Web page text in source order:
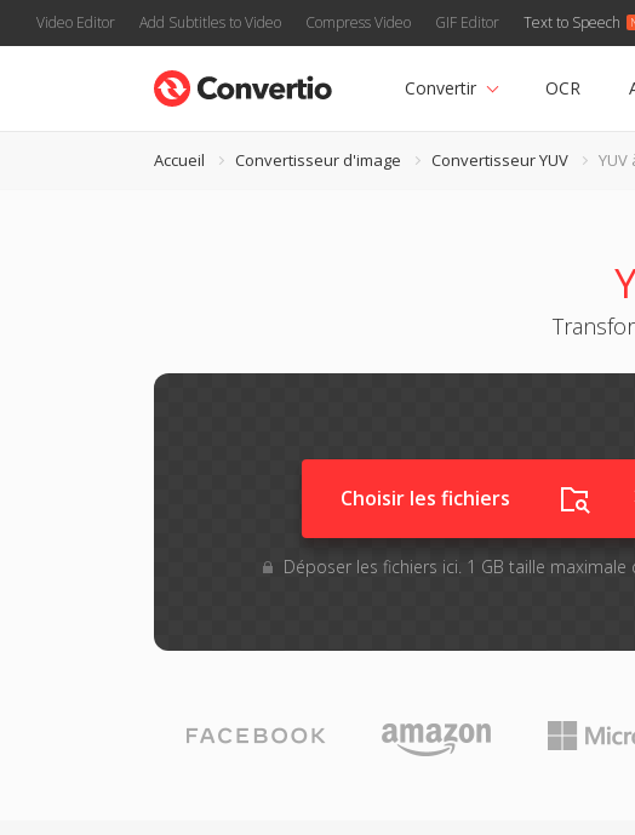
Video Editor Add Subtitles to Video Compress Video GIF Editor Text to Speech
Convertir OCR
Accueil Convertisseur d'image Convertisseur YUV YUV
Choisir les fichiers
Déposer les fichiers ici. 1 GB taille maximale